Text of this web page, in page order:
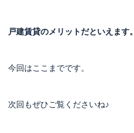
戸建賃貸のメリットだといえます。
今回はここまでです。
次回もぜひご覧くださいね♪